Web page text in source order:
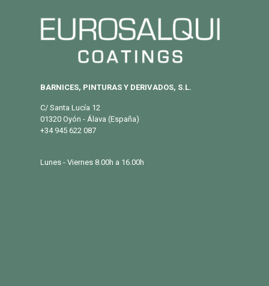
BARNICES, PINTURAS Y DERIVADOS, S.L.
C/ Santa Lucía 12
01320 Oyón - Álava (España)
+34 945 622 087
Lunes - Viernes 8.00h a 16.00h